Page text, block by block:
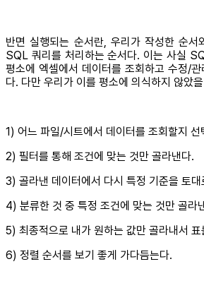
반면 실행되는 순서란, 우리가 작성한 순서
SQL 쿼리를 처리하는 순서다. 이는 사실
평소에 엑셀에서 데이터를 조회하고 수정/
다. 다만 우리가 이를 평소에 의식하지 않았
1) 어느 파일/시트에서 데이터를 조회할지 선
2) 필터를 통해 조건에 맞는 것만 골라낸다.
3) 골라낸 데이터에서 다시 특정 기준을 토
4) 분류한 것 중 특정 조건에 맞는 것만 골라
5) 최종적으로 내가 원하는 값만 골라내서 표
6) 정렬 순서를 보기 좋게 가다듬는다.